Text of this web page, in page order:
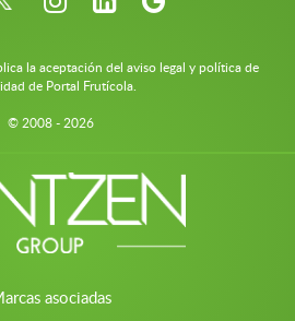
la aceptación del aviso legal y política de
de Portal Frutícola.
© 2008 - 2026
asociadas